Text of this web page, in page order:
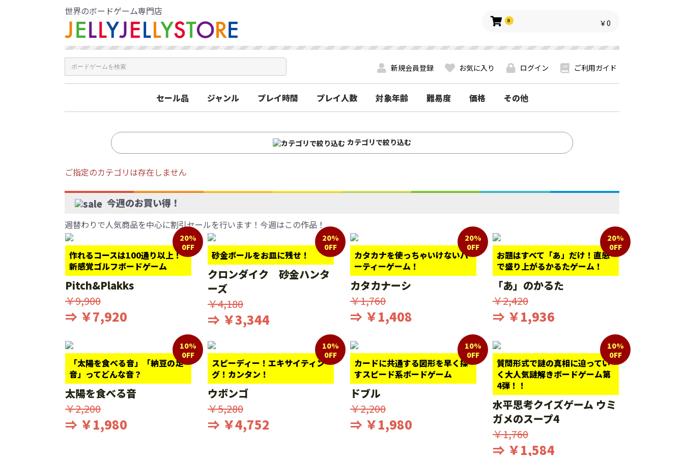
世界のボードゲーム専門店
0 ￥0
新規会員登録 お気に入り ログイン ご利用ガイド
セール品 ジャンル プレイ時間 プレイ人数 対象年齢 難易度 価格 その他
カテゴリで絞り込む
ご指定のカテゴリは存在しません
今週のお買い得！
週替わりで人気商品を中心に割引セールを行います！今週はこの作品！
作れるコースは100通り以上！
新感覚ゴルフボードゲーム
20%
0FF
Pitch&Plakks
￥9,900
⇒ ￥7,920
砂金ボールをお皿に残せ！
20%
0FF
クロンダイク 砂金ハンタ
ーズ
￥4,180
⇒ ￥3,344
カタカナを使っちゃいけないパ
ーティーゲーム！
20%
0FF
カタカナーシ
￥1,760
⇒ ￥1,408
お題はすべて「あ」だけ！直感
で盛り上がるかるたゲーム！
20%
0FF
「あ」のかるた
￥2,420
⇒ ￥1,936
「太陽を食べる音」「納豆の足
音」ってどんな音？
10%
0FF
太陽を食べる音
￥2,200
⇒ ￥1,980
スピーディー！エキサイティン
グ！カンタン！
10%
0FF
ウボンゴ
￥5,280
⇒ ￥4,752
カードに共通する図形を早く探
すスピード系ボードゲーム
10%
0FF
ドブル
￥2,200
⇒ ￥1,980
質問形式で謎の真相に迫ってい
く大人気謎解きボードゲーム第
4弾！！
10%
0FF
水平思考クイズゲーム ウミ
ガメのスープ4
￥1,760
⇒ ￥1,584